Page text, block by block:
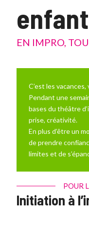
EN IMPRO,
C’est les
Pendant une
bases du théâtre
prise, créativité.
En plus d’être un
de prendre
limites et de
POUR
Initiation à